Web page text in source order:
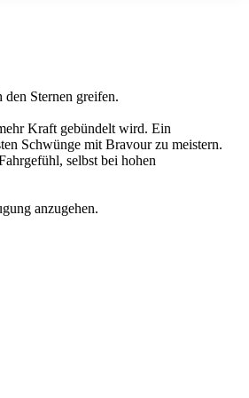
Sternen greifen.
Kraft gebündelt wird. Ein
Schwünge mit Bravour zu meistern.
selbst bei hohen
anzugehen.